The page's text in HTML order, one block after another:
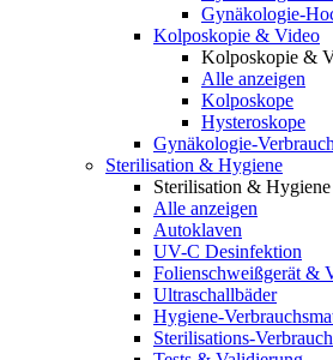
Gynäkologie-
Kolposkopie & Video
Kolposkopie &
Alle anzeigen
Kolposkope
Hysteroskope
Gynäkologie-
Sterilisation & Hygiene
Sterilisation & Hygiene
Alle anzeigen
Autoklaven
UV-C Desinfektion
Folienschweißgerät &
Ultraschallbäder
Hygiene-
Sterilisations-